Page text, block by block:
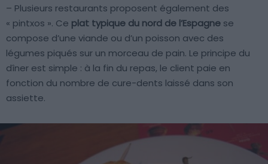
– Plusieurs restaurants proposent également des
« pintxos ». Ce plat typique du nord de l’Espagne se
compose d’une viande ou d’un poisson avec des
légumes piqués sur un morceau de pain. Le principe du
dîner est simple : à la fin du repas, le client paie en
fonction du nombre de cure-dents laissé dans son
assiette.